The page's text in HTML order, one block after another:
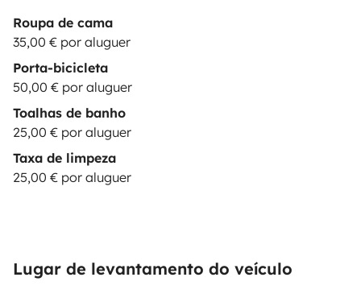
Roupa de cama
35,00 € por aluguer
Porta-bicicleta
50,00 € por aluguer
Toalhas de banho
25,00 € por aluguer
Taxa de limpeza
25,00 € por aluguer
Lugar de levantamento do veículo